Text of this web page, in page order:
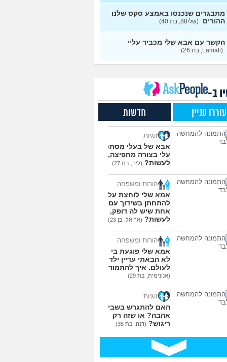
(אורי, בן 33)
שלי מדוכדכת שאני ואביה
איך מתמודדים? (.,
עצות
אפוטרופוס ואני לא מבין
שלי
(יורם, בן 23)
5
בן 10 לא רוצה שאנחנו ההורים
(גורי, בן 42)
9
הסוד הזה שגורם לריח
להשאר בבגד לאורך זמן
לומר להורים שאני רוצה
עוד שאלות חדשות במדור
מתבגרים שנכנסו באמצע סקס שלנו
ההורים (שלי88, בת 40)
הקשר עם אבא שלי מכביד עליי
(Lamali, בת 26)
ב-
עוררו עניין חדשות
זוגיות
אבא של בעלי מסתכל
עלי בצורה מחפיצה, מה
לעשות? (ליה, בת 27)
הורות ומשפחה
אמא שלי לוחצת עליי
להתחתן בשידוך עם כל
אחת שיש לה דופק, מה
לעשות? (אריאל, בן 23)
הורות ומשפחה
אמא שלי פוגעת בי כי
לא הבאתי עדיין ילדים
לעולם. איך להתמודד?
(אנונימית, בת 29)
זוגיות
האם להתגרש בשביל
אהבה? או שזה רק
ריגוש? (דנה, בת 35)